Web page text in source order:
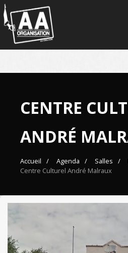
Panneau de gestion des cookies
CENTRE
ANDRÉ
Accueil Agenda Salles
Centre Culturel André Malraux